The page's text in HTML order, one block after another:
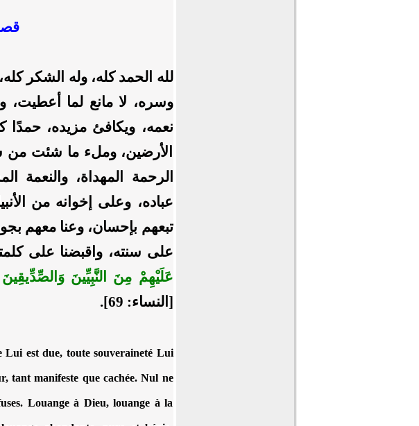
لله الحمد كله، وله الشكر
وسره، لا مانع لما أعطيت،
نعمه، ويكافئ مزيده، حمدًا
الأرضين، وملء ما شئت من
الرحمة المهداة،
عباده، وعلى إخوانه من
تبعهم بإحسان، وعنا معهم
على سنته، واقبضنا على
عَلَيْهِمْ مِنَ النَّبِيِّينَ
[النساء: 69].
Lui est due, toute souveraineté Lui
tant manifeste que cachée. Nul ne
Louange à Dieu, louange à la